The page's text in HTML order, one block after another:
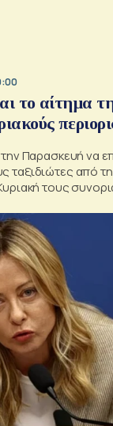
το αίτημα
Παρασκευή να
από
τους